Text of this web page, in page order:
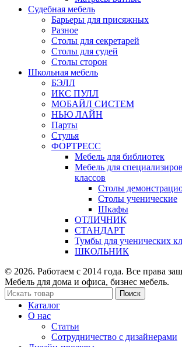
Судебная мебель
Барьеры для присяжных
Разное
Столы для секретарей
Столы для судей
Столы сторон
Школьная мебель
БЭЛЛ
ИКС ПУЛЛ
МОБАЙЛ СИСТЕМ
НЬЮ ЛАЙН
Парты
Стулья
ФОРТРЕСС
Мебель для библиотек
Мебель для
классов
Столы
Столы ученические
Шкафы
ОТЛИЧНИК
СТАНДАРТ
Тумбы для ученических
ШКОЛЬНИК
© 2026. Работаем с 2014 года. Все права
Мебель для дома и офиса, бизнес мебель.
Поиск
Каталог
О нас
Статьи
Сотрудничество с дизайнерами